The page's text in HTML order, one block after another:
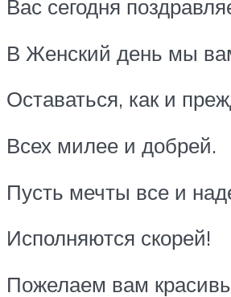
Вас сегодня
В Женский день мы
Оставаться, как и
Всех милее и добрей.
Пусть мечты все и
Исполняются скорей!
Пожелаем вам